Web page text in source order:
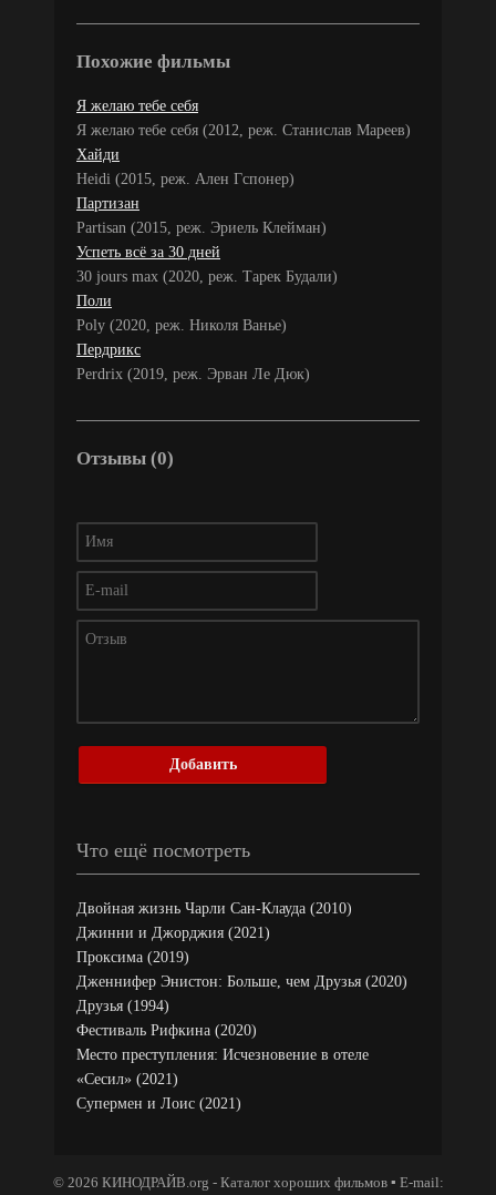
Похожие фильмы
Я желаю тебе себя
Я желаю тебе себя (2012, реж. Станислав Мареев)
Хайди
Heidi (2015, реж. Ален Гспонер)
Партизан
Partisan (2015, реж. Эриель Клейман)
Успеть всё за 30 дней
30 jours max (2020, реж. Тарек Будали)
Поли
Poly (2020, реж. Николя Ванье)
Пердрикс
Perdrix (2019, реж. Эрван Ле Дюк)
Отзывы (0)
Добавить
Что ещё посмотреть
Двойная жизнь Чарли Сан-Клауда (2010)
Джинни и Джорджия (2021)
Проксима (2019)
Дженнифер Энистон: Больше, чем Друзья (2020)
Друзья (1994)
Фестиваль Рифкина (2020)
Место преступления: Исчезновение в отеле
«Сесил» (2021)
Супермен и Лоис (2021)
© 2026 КИНОДРАЙВ.org - Каталог хороших фильмов ▪ E-mail: